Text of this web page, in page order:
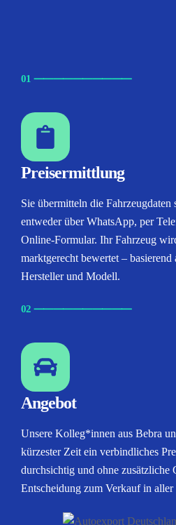
01 ⸺⸺⸺⸺⸺
Preisermittlung
Sie übermitteln die Fahrzeugdaten
entweder über WhatsApp, per
Online-Formular. Ihr Fahrzeug
marktgerecht bewertet –
Hersteller und Modell.
02 ⸺⸺⸺⸺⸺
Angebot
Unsere Kolleg*innen aus Bebra
kürzester Zeit ein verbindliches
durchsichtig und ohne zusätzliche
Entscheidung zum Verkauf in aller